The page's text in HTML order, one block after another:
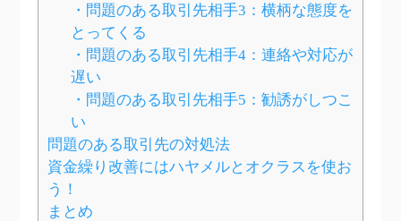
・問題のある取引先相手3：横柄な態度を
とってくる
・問題のある取引先相手4：連絡や対応が
遅い
・問題のある取引先相手5：勧誘がしつこ
い
問題のある取引先の対処法
資金繰り改善にはハヤメルとオクラスを使お
う！
まとめ